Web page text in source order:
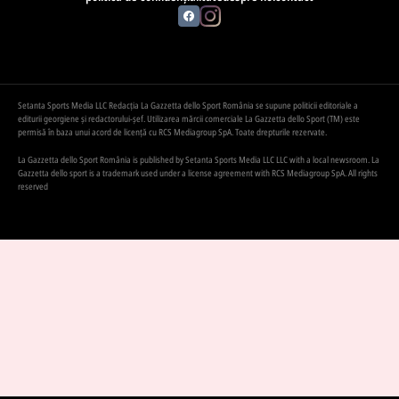
Setanta Sports Media LLC Redacția La Gazzetta dello Sport România se supune politicii editoriale a
editurii georgiene și redactorului-șef. Utilizarea mărcii comerciale La Gazzetta dello Sport (TM) este
permisă în baza unui acord de licență cu RCS Mediagroup SpA. Toate drepturile rezervate.
La Gazzetta dello Sport România is published by Setanta Sports Media LLC LLC with a local newsroom. La
Gazzetta dello sport is a trademark used under a license agreement with RCS Mediagroup SpA. All rights
reserved